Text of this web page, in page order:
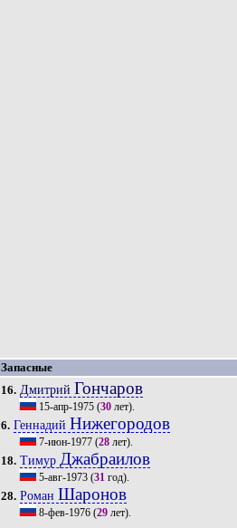
Запасные
16. Дмитрий Гончаров
15-апр-1975(30лет).
6. Геннадий Нижегородов
7-июн-1977(28лет).
18. Тимур Джабраилов
5-авг-1973(31год).
28. Роман Шаронов
8-фев-1976(29лет).